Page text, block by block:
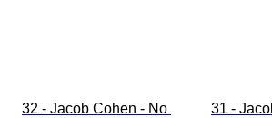
32 - Jacob Cohen - No
31 -